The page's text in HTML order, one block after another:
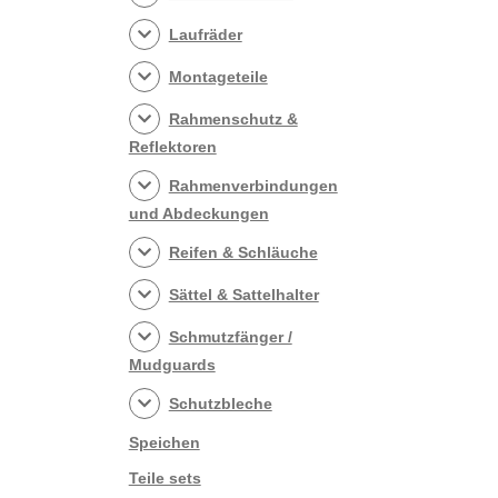
Laufräder
Montageteile
Rahmenschutz &
Reflektoren
Rahmenverbindungen
und Abdeckungen
Reifen & Schläuche
Sättel & Sattelhalter
Schmutzfänger /
Mudguards
Schutzbleche
Speichen
Teile sets